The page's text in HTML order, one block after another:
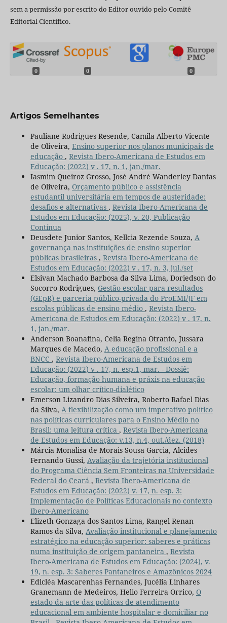
sem a permissão por escrito do Editor ouvido pelo Comitê
Editorial Científico.
0 0 0
Artigos Semelhantes
Pauliane Rodrigues Resende, Camila Alberto Vicente
de Oliveira, Ensino superior nos planos municipais de
educação , Revista Ibero-Americana de Estudos em
Educação: (2022) v . 17, n. 1, jan./mar.
Iasmim Queiroz Grosso, José André Wanderley Dantas
de Oliveira, Orçamento público e assistência
estudantil universitária em tempos de austeridade:
desafios e alternativas , Revista Ibero-Americana de
Estudos em Educação: (2025), v. 20, Publicação
Contínua
Deusdete Junior Santos, Kellcia Rezende Souza, A
governança nas instituições de ensino superior
públicas brasileiras , Revista Ibero-Americana de
Estudos em Educação: (2022) v . 17, n. 3, jul./set
Elsivan Machado Barbosa da Silva Lima, Doriedson do
Socorro Rodrigues, Gestão escolar para resultados
(GEpR) e parceria público-privada do ProEMI/JF em
escolas públicas de ensino médio , Revista Ibero-
Americana de Estudos em Educação: (2022) v . 17, n.
1, jan./mar.
Anderson Boanafina, Celia Regina Otranto, Jussara
Marques de Macedo, A educação profissional e a
BNCC , Revista Ibero-Americana de Estudos em
Educação: (2022) v . 17, n. esp.1, mar. - Dossiê:
Educação, formação humana e práxis na educação
escolar: um olhar crítico-dialético
Emerson Lizandro Dias Silveira, Roberto Rafael Dias
da Silva, A flexibilização como um imperativo político
nas políticas curriculares para o Ensino Médio no
Brasil: uma leitura crítica , Revista Ibero-Americana
de Estudos em Educação: v.13, n.4, out./dez. (2018)
Márcia Monalisa de Morais Sousa Garcia, Alcides
Fernando Gussi, Avaliação da trajetória institucional
do Programa Ciência Sem Fronteiras na Universidade
Federal do Ceará , Revista Ibero-Americana de
Estudos em Educação: (2022) v. 17, n. esp. 3:
Implementação de Políticas Educacionais no contexto
Ibero-Americano
Elizeth Gonzaga dos Santos Lima, Rangel Renan
Ramos da Silva, Avaliação institucional e planejamento
estratégico na educação superior: saberes e práticas
numa instituição de origem pantaneira , Revista
Ibero-Americana de Estudos em Educação: (2024), v.
19, n. esp. 3: Saberes Pantaneiros e Amazônicos 2024
Edicléa Mascarenhas Fernandes, Jucélia Linhares
Granemann de Medeiros, Helio Ferreira Orrico, O
estado da arte das políticas de atendimento
educacional em ambiente hospitalar e domiciliar no